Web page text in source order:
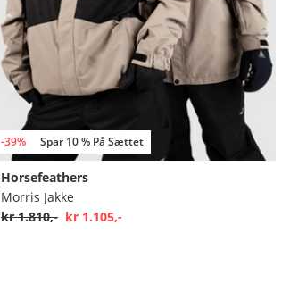
-39% Spar 10 % På Sættet
Horsefeathers
Morris Jakke
kr 1.810,- kr 1.105,-